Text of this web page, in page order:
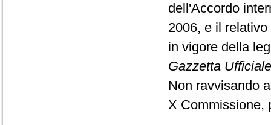
dell'Accordo
2006, e il
in vigore della
Gazzetta
Non ravvisando
X Commissione,